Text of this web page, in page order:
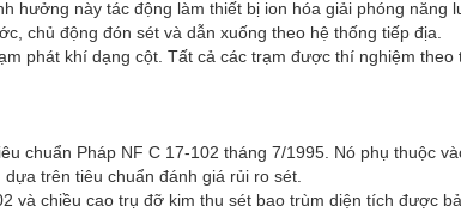
hưởng này tác động làm thiết bị ion hóa giải phóng năng
chủ động đón sét và dẫn xuống theo hệ thống tiếp địa.
phát khí dạng cột. Tất cả các trạm được thí nghiệm theo
chuẩn Pháp NF C 17-102 tháng 7/1995. Nó phụ thuộc
trên tiêu chuẩn đánh giá rủi ro sét.
và chiều cao trụ đỡ kim thu sét bao trùm diện tích được